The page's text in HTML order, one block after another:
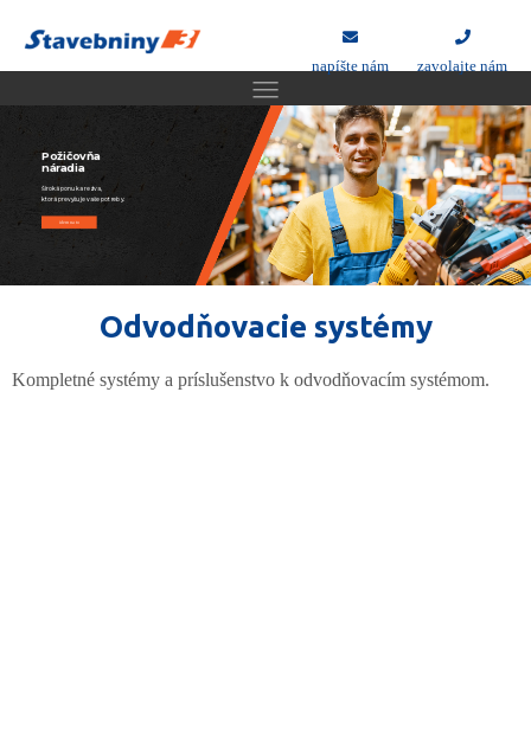
napíšte nám zavolajte nám
Požičovňa
náradia
Široká ponuka reziva,
ktorá prevyšuje vaše potreby.
idem na to
Odvodňovacie systémy
Kompletné systémy a príslušenstvo k odvodňovacím systémom.